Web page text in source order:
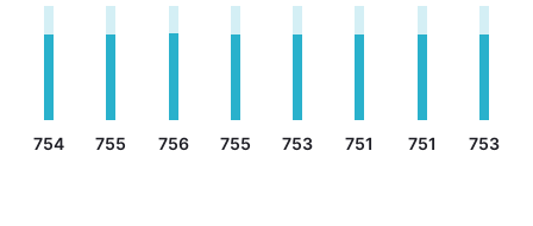
754 755 756 755 753 751 751 753